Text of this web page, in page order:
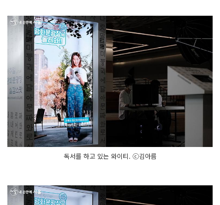
독서를 하고 있는 와이티. ⓒ김아름